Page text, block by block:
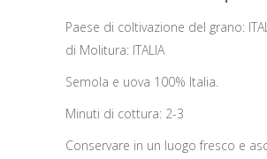
Paese di coltivazione del grano:
di Molitura: ITALIA
Semola e uova 100% Italia.
Minuti di cottura: 2-3
Conservare in un luogo fresco e